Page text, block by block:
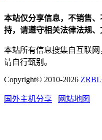
本站仅分享信息，不销售
持，请遵守相关法律法规、
本站所有信息搜集自互联
请自行甄别。
Copyright© 2010-2026
国外主机分享 网站地图